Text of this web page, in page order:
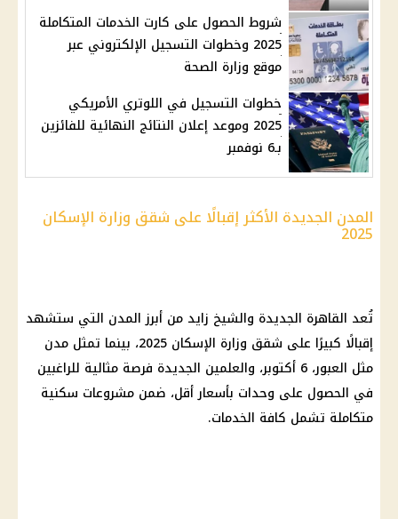
شروط الحصول على كارت الخدمات المتكاملة
2025 وخطوات التسجيل الإلكتروني عبر
موقع وزارة الصحة
خطوات التسجيل في اللوتري الأمريكي
2025 وموعد إعلان النتائج النهائية للفائزين
بـ6 نوفمبر
المدن الجديدة الأكثر إقبالًا على شقق وزارة الإسكان
2025
تُعد القاهرة الجديدة والشيخ زايد من أبرز المدن التي ستشهد
إقبالًا كبيرًا على شقق وزارة الإسكان 2025، بينما تمثل مدن
مثل العبور، 6 أكتوبر، والعلمين الجديدة فرصة مثالية للراغبين
في الحصول على وحدات بأسعار أقل، ضمن مشروعات سكنية
متكاملة تشمل كافة الخدمات.